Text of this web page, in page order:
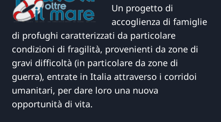
Un progetto di
accoglienza di famiglie
di profughi caratterizzati da particolare
condizioni di fragilità, provenienti da zone di
gravi difficoltà (in particolare da zone di
guerra), entrate in Italia attraverso i corridoi
umanitari, per dare loro una nuova
opportunità di vita.